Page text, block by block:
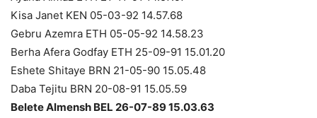
Kisa Janet KEN 05-03-92 14.57.68
Gebru Azemra ETH 05-05-92 14.58.23
Berha Afera Godfay ETH 25-09-91 15.01.20
Eshete Shitaye BRN 21-05-90 15.05.48
Daba Tejitu BRN 20-08-91 15.05.59
Belete Almensh BEL 26-07-89 15.03.63